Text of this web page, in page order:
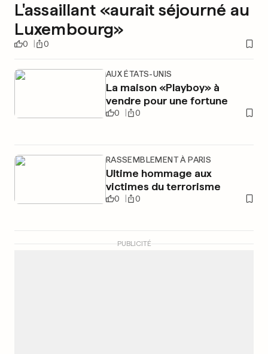
L'assaillant «aurait séjourné au
Luxembourg»
0 0
AUX ÉTATS-UNIS
La maison «Playboy» à
vendre pour une fortune
0 0
RASSEMBLEMENT À PARIS
Ultime hommage aux
victimes du terrorisme
0 0
PUBLICITÉ